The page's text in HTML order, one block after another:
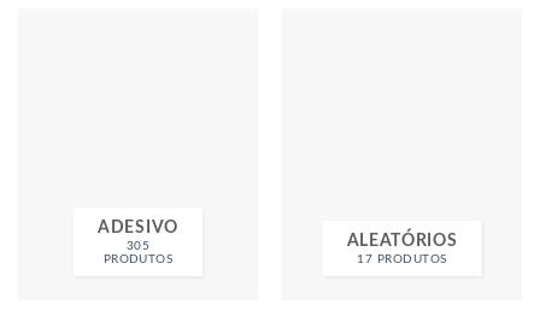
ADESIVO
305
PRODUTOS
ALEATÓRIOS
17 PRODUTOS